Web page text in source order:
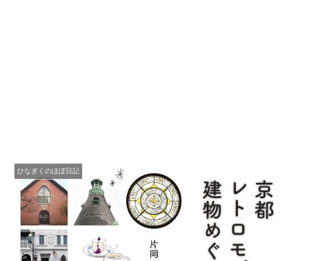
ひなぎくのほぼ日記